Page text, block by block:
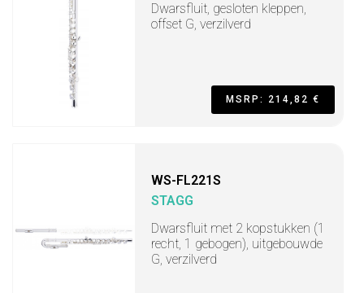
Dwarsfluit, gesloten kleppen,
offset G, verzilverd
MSRP: 214,82 €
WS-FL221S
STAGG
Dwarsfluit met 2 kopstukken (1
recht, 1 gebogen), uitgebouwde
G, verzilverd